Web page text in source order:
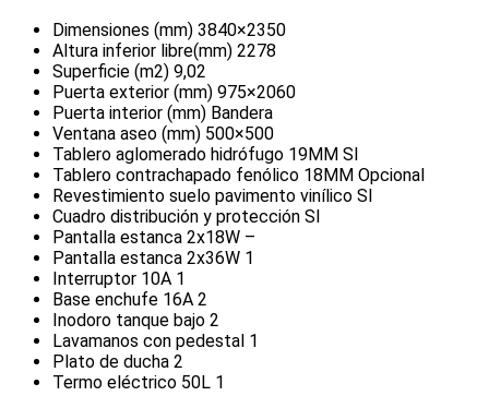
Dimensiones (mm) 3840×2350
Altura inferior libre(mm) 2278
Superficie (m2) 9,02
Puerta exterior (mm) 975×2060
Puerta interior (mm) Bandera
Ventana aseo (mm) 500×500
Tablero aglomerado hidrófugo 19MM SI
Tablero contrachapado fenólico 18MM Opcional
Revestimiento suelo pavimento vinílico SI
Cuadro distribución y protección SI
Pantalla estanca 2x18W –
Pantalla estanca 2x36W 1
Interruptor 10A 1
Base enchufe 16A 2
Inodoro tanque bajo 2
Lavamanos con pedestal 1
Plato de ducha 2
Termo eléctrico 50L 1